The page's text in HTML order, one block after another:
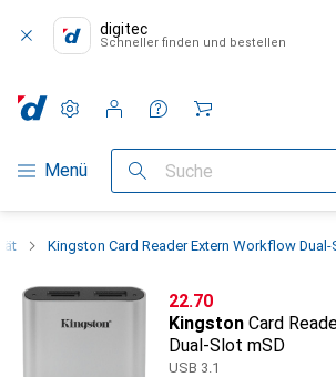
digitec
Schneller finden und bestellen
Navigation nach Kategorien
Menü Suche
Einstellungen
Kundenkonto
Vergleichslisten
Merklisten
Warenkorb
Kingston Card Reader Extern Workflow Dual-
CHF
22.70
Kingston Card
Dual-Slot mSD
USB 3.1